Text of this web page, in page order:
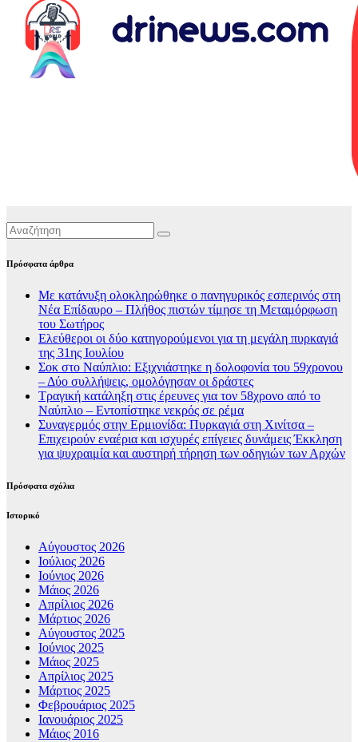
Πρόσφατα άρθρα
Με κατάνυξη ολοκληρώθηκε ο πανηγυρικός εσπερινός στη
Νέα Επίδαυρο – Πλήθος πιστών τίμησε τη Μεταμόρφωση
του Σωτήρος
Ελεύθεροι οι δύο κατηγορούμενοι για τη μεγάλη πυρκαγιά
της 31ης Ιουλίου
Σοκ στο Ναύπλιο: Εξιχνιάστηκε η δολοφονία του 59χρονου
– Δύο συλλήψεις, ομολόγησαν οι δράστες
Τραγική κατάληξη στις έρευνες για τον 58χρονο από το
Ναύπλιο – Εντοπίστηκε νεκρός σε ρέμα
Συναγερμός στην Ερμιονίδα: Πυρκαγιά στη Χινίτσα –
Επιχειρούν εναέρια και ισχυρές επίγειες δυνάμεις Έκκληση
για ψυχραιμία και αυστηρή τήρηση των οδηγιών των Αρχών
Πρόσφατα σχόλια
Ιστορικό
Αύγουστος 2026
Ιούλιος 2026
Ιούνιος 2026
Μάιος 2026
Απρίλιος 2026
Μάρτιος 2026
Αύγουστος 2025
Ιούνιος 2025
Μάιος 2025
Απρίλιος 2025
Μάρτιος 2025
Φεβρουάριος 2025
Ιανουάριος 2025
Μάιος 2016